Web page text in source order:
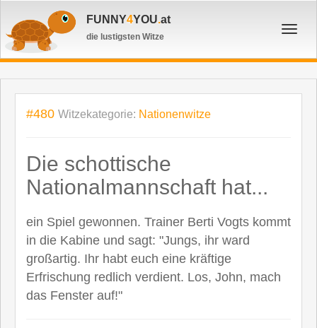
FUNNY4YOU.at
die lustigsten Witze
#480 Witzekategorie: Nationenwitze
Die schottische
Nationalmannschaft hat...
ein Spiel gewonnen. Trainer Berti Vogts kommt
in die Kabine und sagt: "Jungs, ihr ward
großartig. Ihr habt euch eine kräftige
Erfrischung redlich verdient. Los, John, mach
das Fenster auf!"